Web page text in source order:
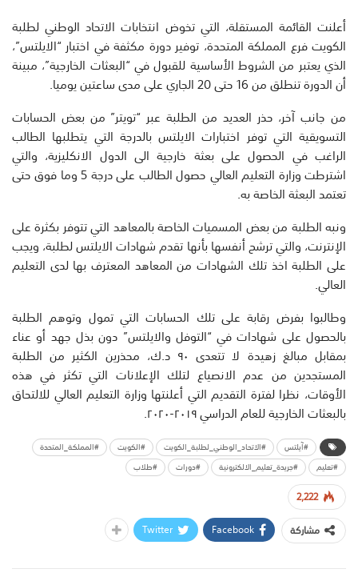
أعلنت القائمة المستقلة، التي تخوض انتخابات الاتحاد الوطني لطلبة
الكويت فرع المملكة المتحدة، توفير دورة مكثفة في اختبار “الايلتس”،
الذي يعتبر من الشروط الأساسية للقبول في “البعثات الخارجية”، مبينة
أن الدورة تنطلق من 16 حتى 20 الجاري على مدى ساعتين يوميا.
من جانب آخر، حذر العديد من الطلبة عبر “تويتر” من بعض الحسابات
التسويقية التي توفر اختبارات الايلتس بالدرجة التي يتطلبها الطالب
الراغب في الحصول على بعثة خارجية الى الدول الانكليزية، والتي
اشترطت وزارة التعليم العالي حصول الطالب على درجة 5 وما فوق حتى
تعتمد البعثة الخاصة به.
ونبه الطلبة من بعض المسميات الخاصة بالمعاهد التي تتوفر بكثرة على
الإنترنت، والتي ترشح أنفسها بأنها تقدم شهادات الايلتس لطلبة، ويجب
على الطلبة اخذ تلك الشهادات من المعاهد المعترف بها لدى التعليم
العالي.
وطالبوا بفرض رقابة على تلك الحسابات التي تمول وتوهم الطلبة
بالحصول على شهادات في “التوفل والايلتس” دون بذل جهد أو عناء
بمقابل مبالغ زهيدة لا تتعدى ٩٠ د.ك، محذرين الكثير من الطلبة
المستجدين من عدم الانصياع لتلك الإعلانات التي تكثر في هذه
الأوقات، نظرا لفترة التقديم التي أعلنتها وزارة التعليم العالي للالتحاق
بالبعثات الخارجية للعام الدراسي ٢٠١٩-٢٠٢٠.
#آيلتس #الاتحاد_الوطني_لطلبة_الكويت #الكويت
#المملكة_المتحدة
#تعليم
#جريدة_تعليم_الالكترونية #دورات #طلاب
2,222
مشاركة
Facebook
Twitter